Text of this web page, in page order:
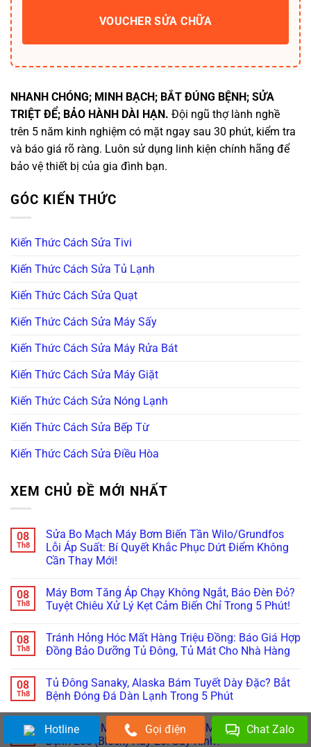
VOUCHER SỬA CHỮA
NHANH CHÓNG; MINH BẠCH; BẮT ĐÚNG BỆNH; SỬA
TRIỆT ĐỂ; BẢO HÀNH DÀI HẠN. Đội ngũ thợ lành nghề
trên 5 năm kinh nghiệm có mặt ngay sau 30 phút, kiểm tra
và báo giá rõ ràng. Luôn sử dụng linh kiện chính hãng để
bảo vệ thiết bị của gia đình bạn.
GÓC KIẾN THỨC
Kiến Thức Cách Sửa Tivi
Kiến Thức Cách Sửa Tủ Lạnh
Kiến Thức Cách Sửa Quạt
Kiến Thức Cách Sửa Máy Sấy
Kiến Thức Cách Sửa Máy Rửa Bát
Kiến Thức Cách Sửa Máy Giặt
Kiến Thức Cách Sửa Nóng Lạnh
Kiến Thức Cách Sửa Bếp Từ
Kiến Thức Cách Sửa Điều Hòa
XEM CHỦ ĐỀ MỚI NHẤT
08
Th8
Sửa Bo Mạch Máy Bơm Biến Tần Wilo/Grundfos
Lỗi Áp Suất: Bí Quyết Khắc Phục Dứt Điểm Không
Cần Thay Mới!
bình
luận
Mạch
Máy
Bơm
Wilo/Grundfos
Lỗi
Áp
Quyết
08
Th8
Máy Bơm Tăng Áp Chạy Không Ngắt, Báo Đèn Đỏ?
Tuyệt Chiêu Xử Lý Kẹt Cảm Biến Chỉ Trong 5 Phút!
bình
luận
ở
Tăng
Áp
Chạy
Báo
08
Th8
Tránh Hỏng Hóc Mất Hàng Triệu Đồng: Báo Giá Hợp
Đồng Bảo Dưỡng Tủ Đông, Tủ Mát Cho Nhà Hàng
bình
luận
ở
Hóc
08
Th8
Tủ Đông Sanaky, Alaska Bám Tuyết Dày Đặc? Bắt
Bệnh Đóng Đá Dàn Lạnh Trong 5 Phút
Không
bình
08
Tủ Mát Đổ Mồ Hôi, Đọng Sương Mờ Kính: Bắt Đúng
Bệnh Lốc (Block) Hay Lỗi Sấy Kính?
Hotline Gọi điện Chat Zalo